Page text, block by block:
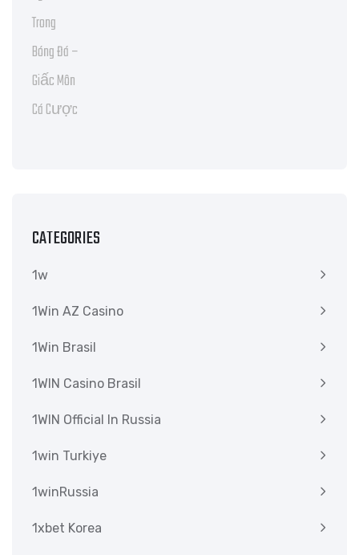
CATEGORIES
1w
1Win AZ Casino
1Win Brasil
1WIN Casino Brasil
1WIN Official In Russia
1win Turkiye
1winRussia
1xbet Korea